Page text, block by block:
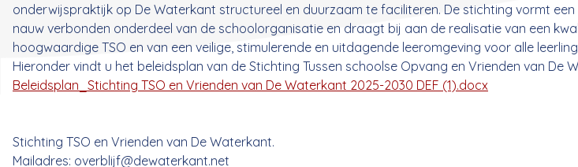
onderwijspraktijk op De Waterkant structureel en duurzaam te faciliteren. De stichting vormt
nauw verbonden onderdeel van de schoolorganisatie en draagt bij aan de realisatie van een
hoogwaardige TSO en van een veilige, stimulerende en uitdagende leeromgeving voor alle
Hieronder vindt u het beleidsplan van de Stichting Tussen schoolse Opvang en Vrienden van De
Beleidsplan_Stichting TSO en Vrienden van De Waterkant 2025-2030 DEF (1).docx
Stichting TSO en Vrienden van De Waterkant.
Mailadres: overblijf@dewaterkant.net